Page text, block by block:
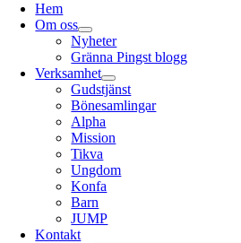
Hem
Om oss
Nyheter
Gränna Pingst blogg
Verksamhet
Gudstjänst
Bönesamlingar
Alpha
Mission
Tikva
Ungdom
Konfa
Barn
JUMP
Kontakt